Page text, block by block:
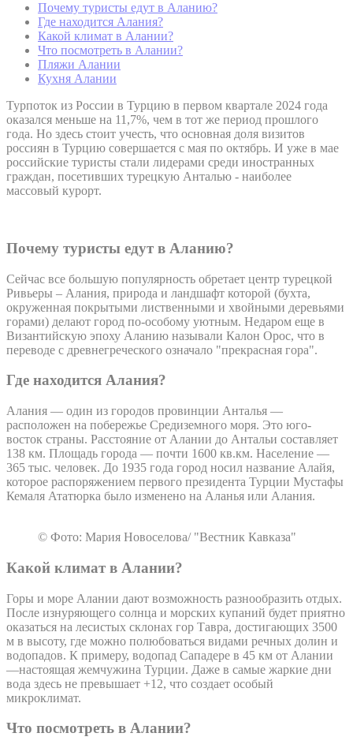
Почему туристы едут в Аланию?
Где находится Алания?
Какой климат в Алании?
Что посмотреть в Алании?
Пляжи Алании
Кухня Алании
Турпоток из России в Турцию в первом квартале 2024 года
оказался меньше на 11,7%, чем в тот же период прошлого
года. Но здесь стоит учесть, что основная доля визитов
россиян в Турцию совершается с мая по октябрь. И уже в мае
российские туристы стали лидерами среди иностранных
граждан, посетивших турецкую Анталью - наиболее
массовый курорт.
Почему туристы едут в Аланию?
Сейчас все большую популярность обретает центр турецкой
Ривьеры – Алания, природа и ландшафт которой (бухта,
окруженная покрытыми лиственными и хвойными деревьями
горами) делают город по-особому уютным. Недаром еще в
Византийскую эпоху Аланию называли Калон Орос, что в
переводе с древнегреческого означало "прекрасная гора".
Где находится Алания?
Алания — один из городов провинции Анталья —
расположен на побережье Средиземного моря. Это юго-
восток страны. Расстояние от Алании до Антальи составляет
138 км. Площадь города — почти 1600 кв.км. Население —
365 тыс. человек. До 1935 года город носил название Алайя,
которое распоряжением первого президента Турции Мустафы
Кемаля Ататюрка было изменено на Аланья или Алания.
© Фото: Мария Новоселова/ "Вестник Кавказа"
Какой климат в Алании?
Горы и море Алании дают возможность разнообразить отдых.
После изнуряющего солнца и морских купаний будет приятно
оказаться на лесистых склонах гор Тавра, достигающих 3500
м в высоту, где можно полюбоваться видами речных долин и
водопадов. К примеру, водопад Сападере в 45 км от Алании
—настоящая жемчужина Турции. Даже в самые жаркие дни
вода здесь не превышает +12, что создает особый
микроклимат.
Что посмотреть в Алании?